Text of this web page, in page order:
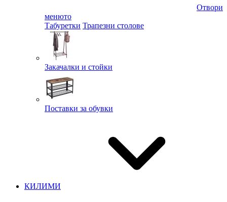
Отвори
менюто
Табуретки Трапезни столове
Закачалки и стойки
Поставки за обувки
КИЛИМИ